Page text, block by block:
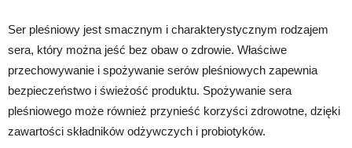
Ser pleśniowy jest smacznym i charakterystycznym rodzajem
sera, który można jeść bez obaw o zdrowie. Właściwe
przechowywanie i spożywanie serów pleśniowych zapewnia
bezpieczeństwo i świeżość produktu. Spożywanie sera
pleśniowego może również przynieść korzyści zdrowotne, dzięki
zawartości składników odżywczych i probiotyków.